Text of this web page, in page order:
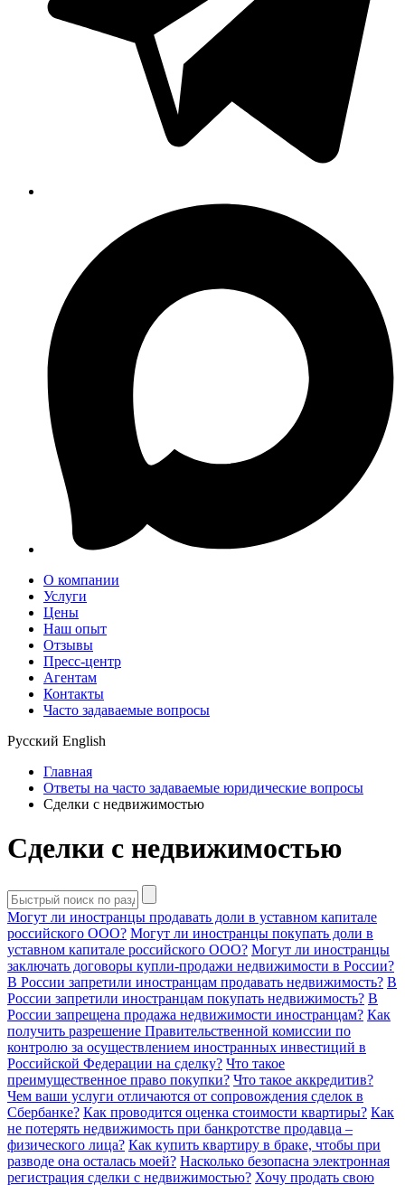
О компании
Услуги
Цены
Наш опыт
Отзывы
Пресс-центр
Агентам
Контакты
Часто задаваемые вопросы
Русский English
Главная
Ответы на часто задаваемые юридические вопросы
Сделки с недвижимостью
Сделки с недвижимостью
Могут ли иностранцы продавать доли в уставном капитале
российского ООО? Могут ли иностранцы покупать доли в
уставном капитале российского ООО? Могут ли иностранцы
заключать договоры купли-продажи недвижимости в России?
В России запретили иностранцам продавать недвижимость? В
России запретили иностранцам покупать недвижимость? В
России запрещена продажа недвижимости иностранцам? Как
получить разрешение Правительственной комиссии по
контролю за осуществлением иностранных инвестиций в
Российской Федерации на сделку? Что такое
преимущественное право покупки? Что такое аккредитив?
Чем ваши услуги отличаются от сопровождения сделок в
Сбербанке? Как проводится оценка стоимости квартиры? Как
не потерять недвижимость при банкротстве продавца –
физического лица? Как купить квартиру в браке, чтобы при
разводе она осталась моей? Насколько безопасна электронная
регистрация сделки с недвижимостью? Хочу продать свою